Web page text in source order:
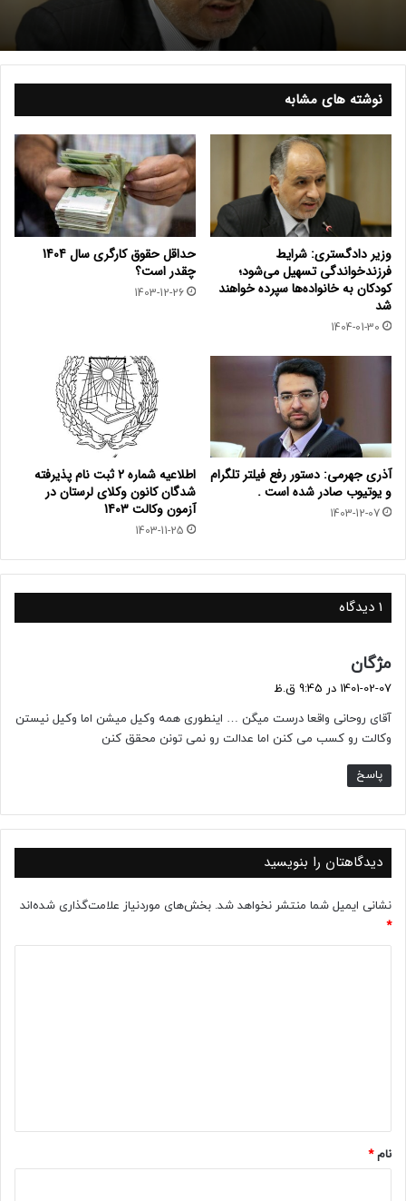
نوشته های مشابه
وزیر دادگستری: شرایط
فرزندخواندگی تسهیل می‌شود؛
کودکان به خانواده‌ها سپرده خواهند
شد
1404-01-30
حداقل حقوق کارگری سال 1404
چقدر است؟
1403-12-26
آذری جهرمی: دستور رفع فیلتر تلگرام
و یوتیوب صادر شده است .
1403-12-07
اطلاعیه شماره 2 ثبت نام پذیرفته
شدگان کانون وکلای لرستان در
آزمون وکالت 1403
1403-11-25
1 دیدگاه
مژگان
ف
:
1401-02-07 در 9:45 ق.ظ
آقای روحانی واقعا درست میگن … اینطوری همه وکیل میشن اما وکیل نیستن
وکالت رو کسب می کنن اما عدالت رو نمی تونن محقق کنن
پاسخ
دیدگاهتان را بنویسید
نشانی ایمیل شما منتشر نخواهد شد. بخش‌های موردنیاز علامت‌گذاری شده‌اند
*
نام*